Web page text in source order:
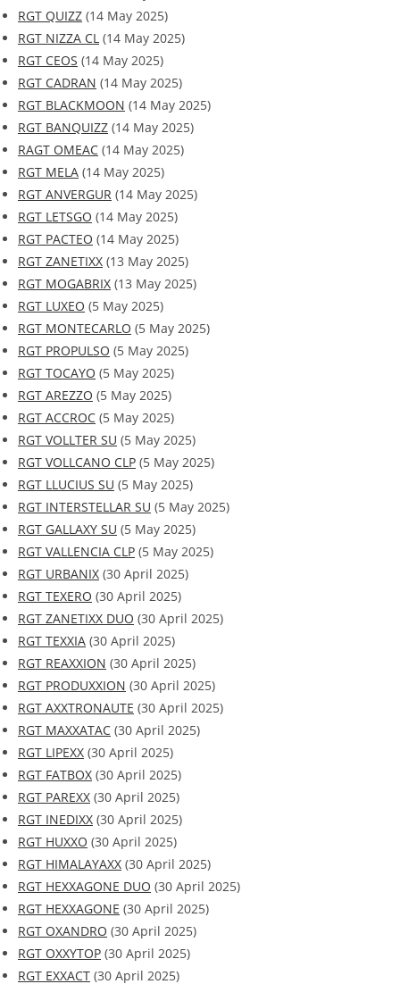
RGT QUIZZ (14 May 2025)
RGT NIZZA CL (14 May 2025)
RGT CEOS (14 May 2025)
RGT CADRAN (14 May 2025)
RGT BLACKMOON (14 May 2025)
RGT BANQUIZZ (14 May 2025)
RAGT OMEAC (14 May 2025)
RGT MELA (14 May 2025)
RGT ANVERGUR (14 May 2025)
RGT LETSGO (14 May 2025)
RGT PACTEO (14 May 2025)
RGT ZANETIXX (13 May 2025)
RGT MOGABRIX (13 May 2025)
RGT LUXEO (5 May 2025)
RGT MONTECARLO (5 May 2025)
RGT PROPULSO (5 May 2025)
RGT TOCAYO (5 May 2025)
RGT AREZZO (5 May 2025)
RGT ACCROC (5 May 2025)
RGT VOLLTER SU (5 May 2025)
RGT VOLLCANO CLP (5 May 2025)
RGT LLUCIUS SU (5 May 2025)
RGT INTERSTELLAR SU (5 May 2025)
RGT GALLAXY SU (5 May 2025)
RGT VALLENCIA CLP (5 May 2025)
RGT URBANIX (30 April 2025)
RGT TEXERO (30 April 2025)
RGT ZANETIXX DUO (30 April 2025)
RGT TEXXIA (30 April 2025)
RGT REAXXION (30 April 2025)
RGT PRODUXXION (30 April 2025)
RGT AXXTRONAUTE (30 April 2025)
RGT MAXXATAC (30 April 2025)
RGT LIPEXX (30 April 2025)
RGT FATBOX (30 April 2025)
RGT PAREXX (30 April 2025)
RGT INEDIXX (30 April 2025)
RGT HUXXO (30 April 2025)
RGT HIMALAYAXX (30 April 2025)
RGT HEXXAGONE DUO (30 April 2025)
RGT HEXXAGONE (30 April 2025)
RGT OXANDRO (30 April 2025)
RGT OXXYTOP (30 April 2025)
RGT EXXACT (30 April 2025)